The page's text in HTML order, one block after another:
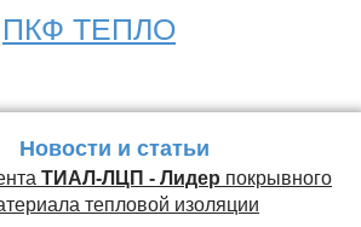
ПКФ ТЕПЛО
Новости и статьи
ТИАЛ-ЛЦП - Лидер покрывного
тепловой изоляции